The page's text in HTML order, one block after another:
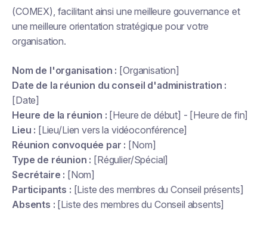
(COMEX), facilitant ainsi une meilleure gouvernance et
une meilleure orientation stratégique pour votre
organisation.
Nom de l'organisation : [Organisation]
Date de la réunion du conseil d'administration :
[Date]
Heure de la réunion : [Heure de début] - [Heure de fin]
Lieu : [Lieu/Lien vers la vidéoconférence]
Réunion convoquée par : [Nom]
Type de réunion : [Régulier/Spécial]
Secrétaire : [Nom]
Participants : [Liste des membres du Conseil présents]
Absents : [Liste des membres du Conseil absents]